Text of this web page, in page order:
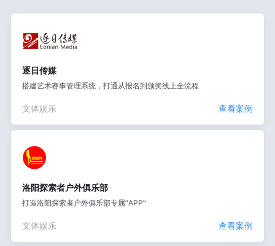
逐日传媒
搭建艺术赛事管理系统，打通从报名到颁奖线上全流程
文体娱乐 查看案例
洛阳探索者户外俱乐部
打造洛阳探索者户外俱乐部专属“APP”
文体娱乐 查看案例